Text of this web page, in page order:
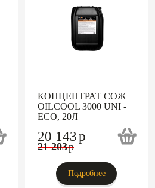
КОНЦЕНТРАТ СОЖ
OILCOOL 3000 UNI -
ECO, 20Л
20 143p
21 203p
Подробнее